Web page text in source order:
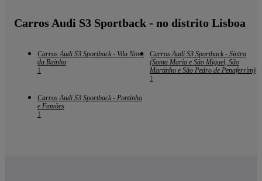
Carros Audi S3 Sportback - no distrito Lisboa
Carros Audi S3 Sportback - Vila Nova
da Rainha
1
Carros Audi S3 Sportback - Sintra
(Santa Maria e São Miguel, São
Martinho e São Pedro de Penaferrim)
1
Carros Audi S3 Sportback - Pontinha
e Famões
1